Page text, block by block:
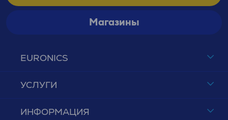
EURONICS
УСЛУГИ
ИНФОРМАЦИЯ
Магазины